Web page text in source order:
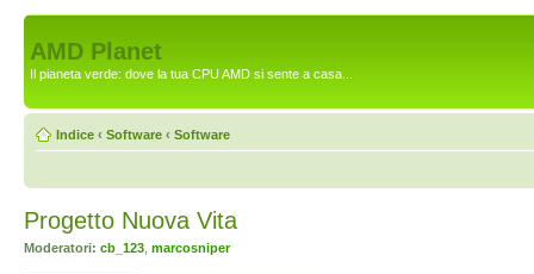
AMD Planet
Il pianeta verde: dove la tua CPU AMD si sente a casa...
Indice ‹ Software ‹ Software
Progetto Nuova Vita
Moderatori: cb_123 marcosniper